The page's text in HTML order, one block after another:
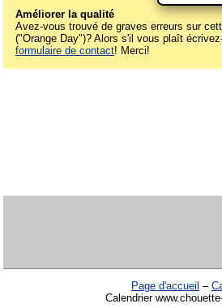
Améliorer la qualité
Avez-vous trouvé de graves erreurs sur
("Orange Day")? Alors s'il vous plaît
formulaire de contact! Merci!
Page d'accueil –
Calendrier